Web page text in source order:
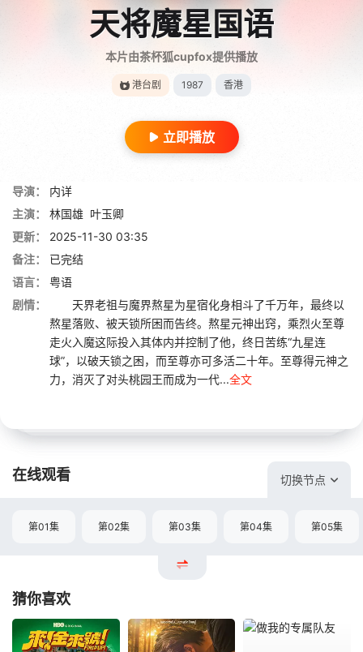
天将魔星国语
本片由茶杯狐cupfox提供播放
港台剧 1987 香港
立即播放
导演：
内详
主演：
林国雄 叶玉卿
更新：
2025-11-30 03:35
备注：
已完结
语言：
粤语
剧情：
天界老祖与魔界熬星为星宿化身相斗了千万年，最终以
熬星落败、被天锁所困而告终。熬星元神出窍，乘烈火至尊
走火入魔这际投入其体内并控制了他，终日苦练“九星连
球”，以破天锁之困，而至尊亦可多活二十年。至尊得元神之
力，消灭了对头桃园王而成为一代...全文
在线观看 切换节点
第01集 第02集 第03集 第04集 第05集
猜你喜欢